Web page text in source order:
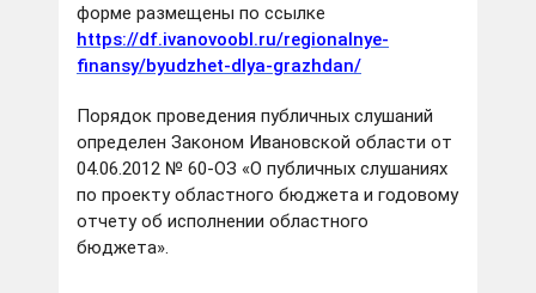
форме размещены по ссылке
https://df.ivanovoobl.ru/regionalnye-
finansy/byudzhet-dlya-grazhdan/
Порядок проведения публичных слушаний
определен Законом Ивановской области от
04.06.2012 № 60-ОЗ «О публичных слушаниях
по проекту областного бюджета и годовому
отчету об исполнении областного
бюджета».